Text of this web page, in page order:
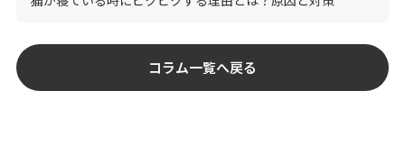
コラム一覧へ戻る